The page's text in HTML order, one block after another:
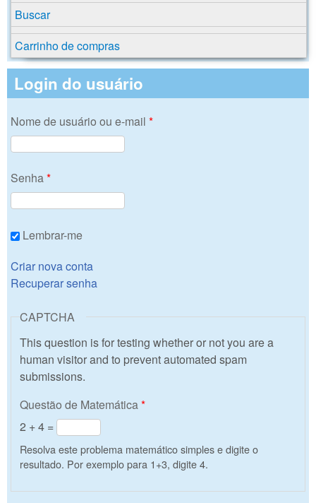
Buscar
Carrinho de compras
Login do usuário
Nome de usuário ou e-mail *
Senha*
Lembrar-me
Criar nova conta
Recuperar senha
CAPTCHA
This question is for testing whether or not you are a
human visitor and to prevent automated spam
submissions.
Questão de Matemática*
2 + 4 =
Resolva este problema matemático simples e digite o
resultado. Por exemplo para 1+3, digite 4.